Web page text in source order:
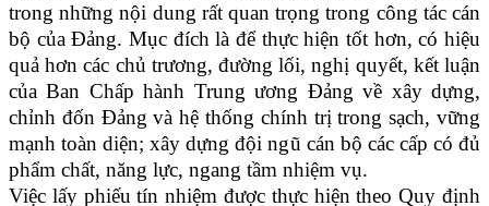
trong những nội dung rất quan trọng trong công tác cán
bộ của Đảng. Mục đích là để thực hiện tốt hơn, có hiệu
quả hơn các chủ trương, đường lối, nghị quyết, kết luận
của Ban Chấp hành Trung ương Đảng về xây dựng,
chỉnh đốn Đảng và hệ thống chính trị trong sạch, vững
mạnh toàn diện; xây dựng đội ngũ cán bộ các cấp có đủ
phẩm chất, năng lực, ngang tầm nhiệm vụ.
Việc lấy phiếu tín nhiệm được thực hiện theo Quy định